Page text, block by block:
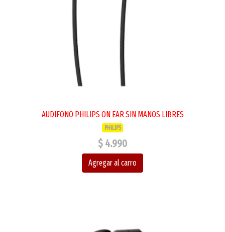
AUDIFONO PHILIPS ON EAR SIN MANOS LIBRES
PHILIPS
$ 4.990
Agregar al carro